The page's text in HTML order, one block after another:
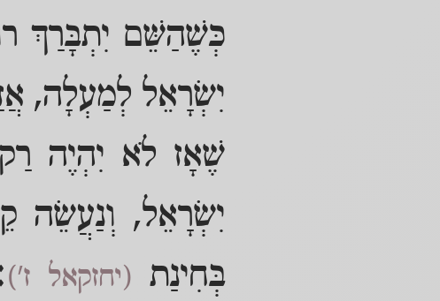
כְּשֶׁהַשֵּׁם יִתְבָּרַךְ
יִשְׂרָאֵל לְמַעְלָה,
שֶׁאָז לֹא יִהְיֶה
יִשְׂרָאֵל, וְנַעֲשֵׂה
בְּחִינַת (יחזקאל ז')